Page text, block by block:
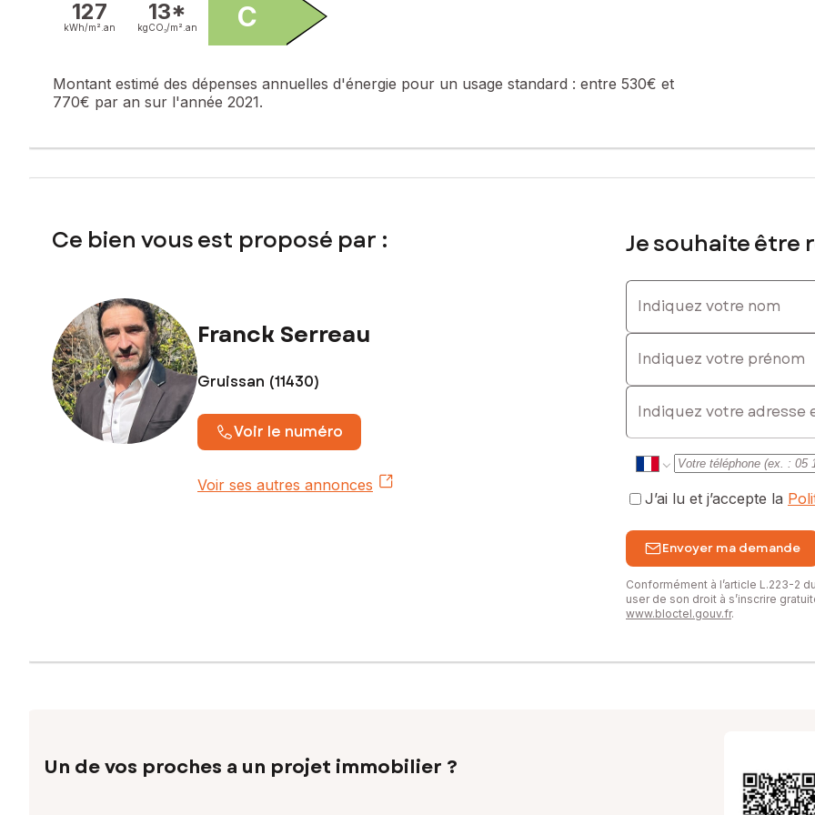
Honoraires charge vendeur
127
kWh/m². an
13*
kgCO₂/m². an C
Montant estimé des dépenses annuelles d'énergie pour un usage standard : entre 530€ et
770€ par an sur l'année 2021.
Ce bien vous est proposé par :
Franck Serreau
Gruissan (11430)
Voir le numéro
Voir ses autres annonces
Je souhaite être
Indiquez votre nom
Indiquez votre prénom
E-mail
J’ai lu et j’accepte la
Envoyer ma demande
Conformément à l’article L.223-2
user de son droit à s’inscrire
www.bloctel.gouv.fr.
Un de vos proches a un projet immobilier ?